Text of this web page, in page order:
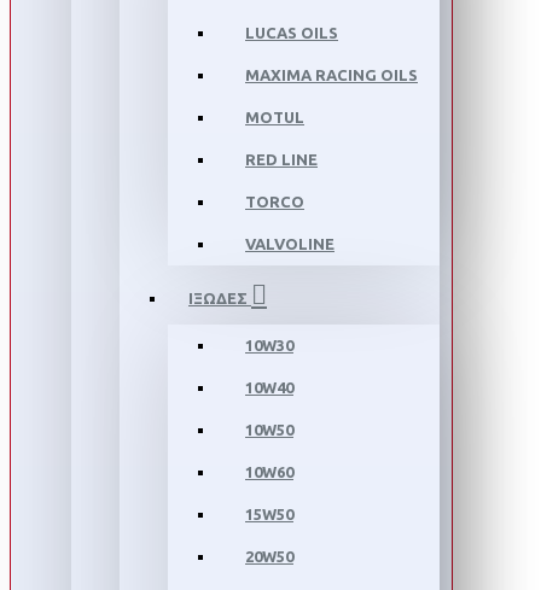
LUCAS OILS
MAXIMA RACING OILS
MOTUL
RED LINE
TORCO
VALVOLINE
ΙΞΩΔΕΣ
10W30
10W40
10W50
10W60
15W50
20W50